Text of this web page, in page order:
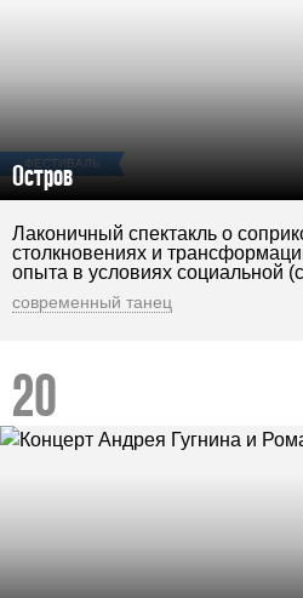
ФЕСТИВАЛЬ
Остров
Лаконичный спектакль о
столкновениях и
опыта в условиях социальной
современный танец